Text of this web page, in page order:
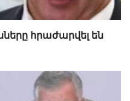
հրաժարվել են